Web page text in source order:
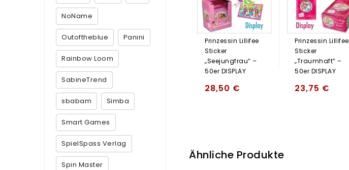
Prinzessin Lillifee
Sticker
„Seejungfrau“ –
50er DISPLAY
28,50 €
Prinzessin Lillifee
Sticker
„Traumhaft“ –
50er DISPLAY
23,75 €
Ähnliche Produkte
NoName
Outoftheblue Panini
Rainbow Loom
SabineTrend
sbabam Simba
Smart Games
SpielSpass Verlag
Spin Master